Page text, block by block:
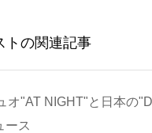
トの関連記事
オ"AT NIGHT"と日本の
ース